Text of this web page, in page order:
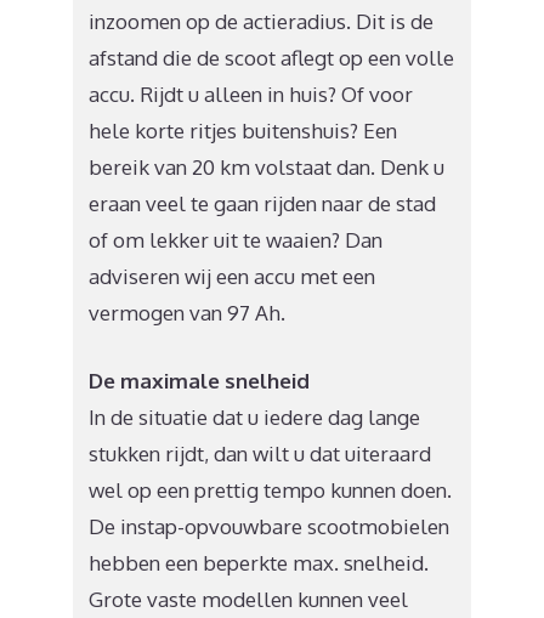
inzoomen op de actieradius. Dit is de
afstand die de scoot aflegt op een volle
accu. Rijdt u alleen in huis? Of voor
hele korte ritjes buitenshuis? Een
bereik van 20 km volstaat dan. Denk u
eraan veel te gaan rijden naar de stad
of om lekker uit te waaien? Dan
adviseren wij een accu met een
vermogen van 97 Ah.
De maximale snelheid
In de situatie dat u iedere dag lange
stukken rijdt, dan wilt u dat uiteraard
wel op een prettig tempo kunnen doen.
De instap-opvouwbare scootmobielen
hebben een beperkte max. snelheid.
Grote vaste modellen kunnen veel